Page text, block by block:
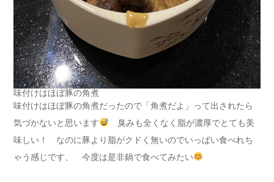
味付けはほぼ豚の角煮
味付けはほぼ豚の角煮だったので「角煮だよ」って出されたら
気づかないと思います
臭みも全くなく脂が濃厚でとても美
味しい！ なのに豚より脂がクドく無いのでいっぱい食べれち
ゃう感じです、 今度は是非鍋で食べてみたい